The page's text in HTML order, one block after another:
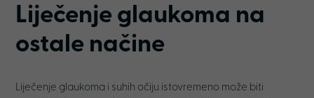
Liječenje glaukoma na
ostale načine
Liječenje glaukoma i suhih očiju istovremeno može biti